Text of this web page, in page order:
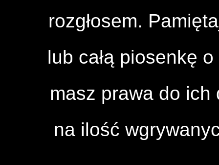
rozgłosem.
lub całą piosenkę
masz prawa do
na ilość